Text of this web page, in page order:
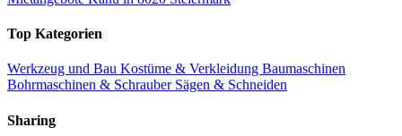
Top Kategorien
Werkzeug und Bau Kostüme & Verkleidung Baumaschinen
Bohrmaschinen & Schrauber Sägen & Schneiden
Sharing